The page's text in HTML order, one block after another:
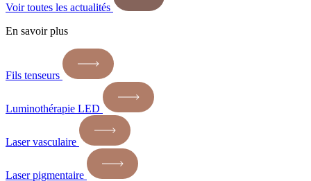
Voir toutes les actualités
En savoir plus
Fils tenseurs
Luminothérapie LED
Laser vasculaire
Laser pigmentaire